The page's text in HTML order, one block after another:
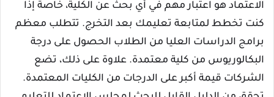
الاعتماد هو اعتبار مهم في أي بحث عن الكلية، خاصة إذا
كنت تخطط لمتابعة تعليمك بعد التخرج. تتطلب معظم
برامج الدراسات العليا من الطلاب الحصول على درجة
البكالوريوس من كلية معتمدة. علاوة على ذلك، تضع
الشركات قيمة أكبر على الدرجات من الكليات المعتمدة.